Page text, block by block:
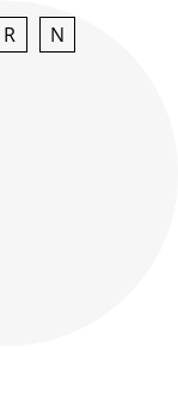
R N